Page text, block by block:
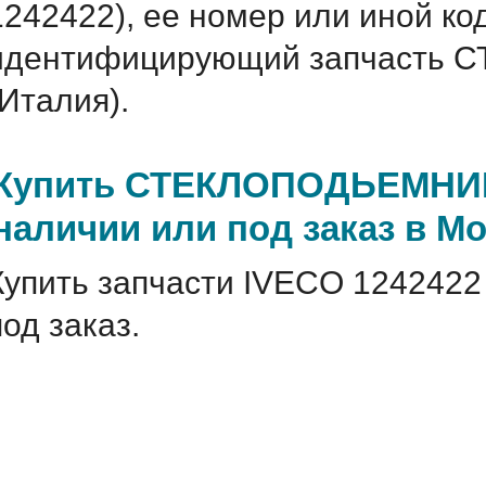
ее номер или иной
или под заказ в
запчасти IVECO
заказ.